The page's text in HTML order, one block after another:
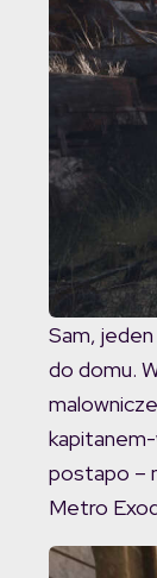
Sam,
do domu.
postapo –
Metro